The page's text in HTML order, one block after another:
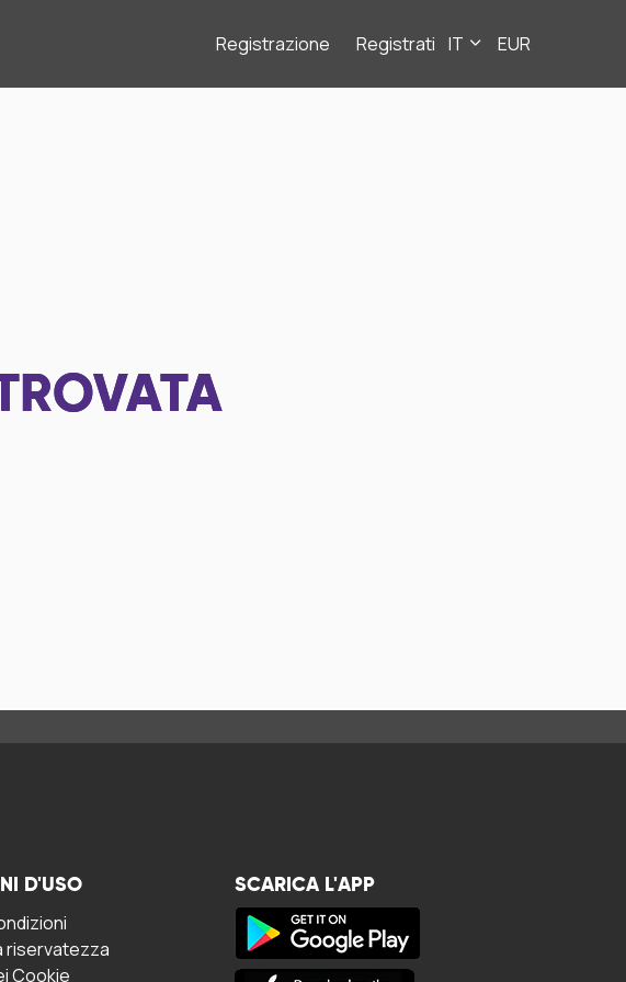
Registrazione Registrati IT EUR
D'USO
riservatezza
Cookie
SCARICA L'APP